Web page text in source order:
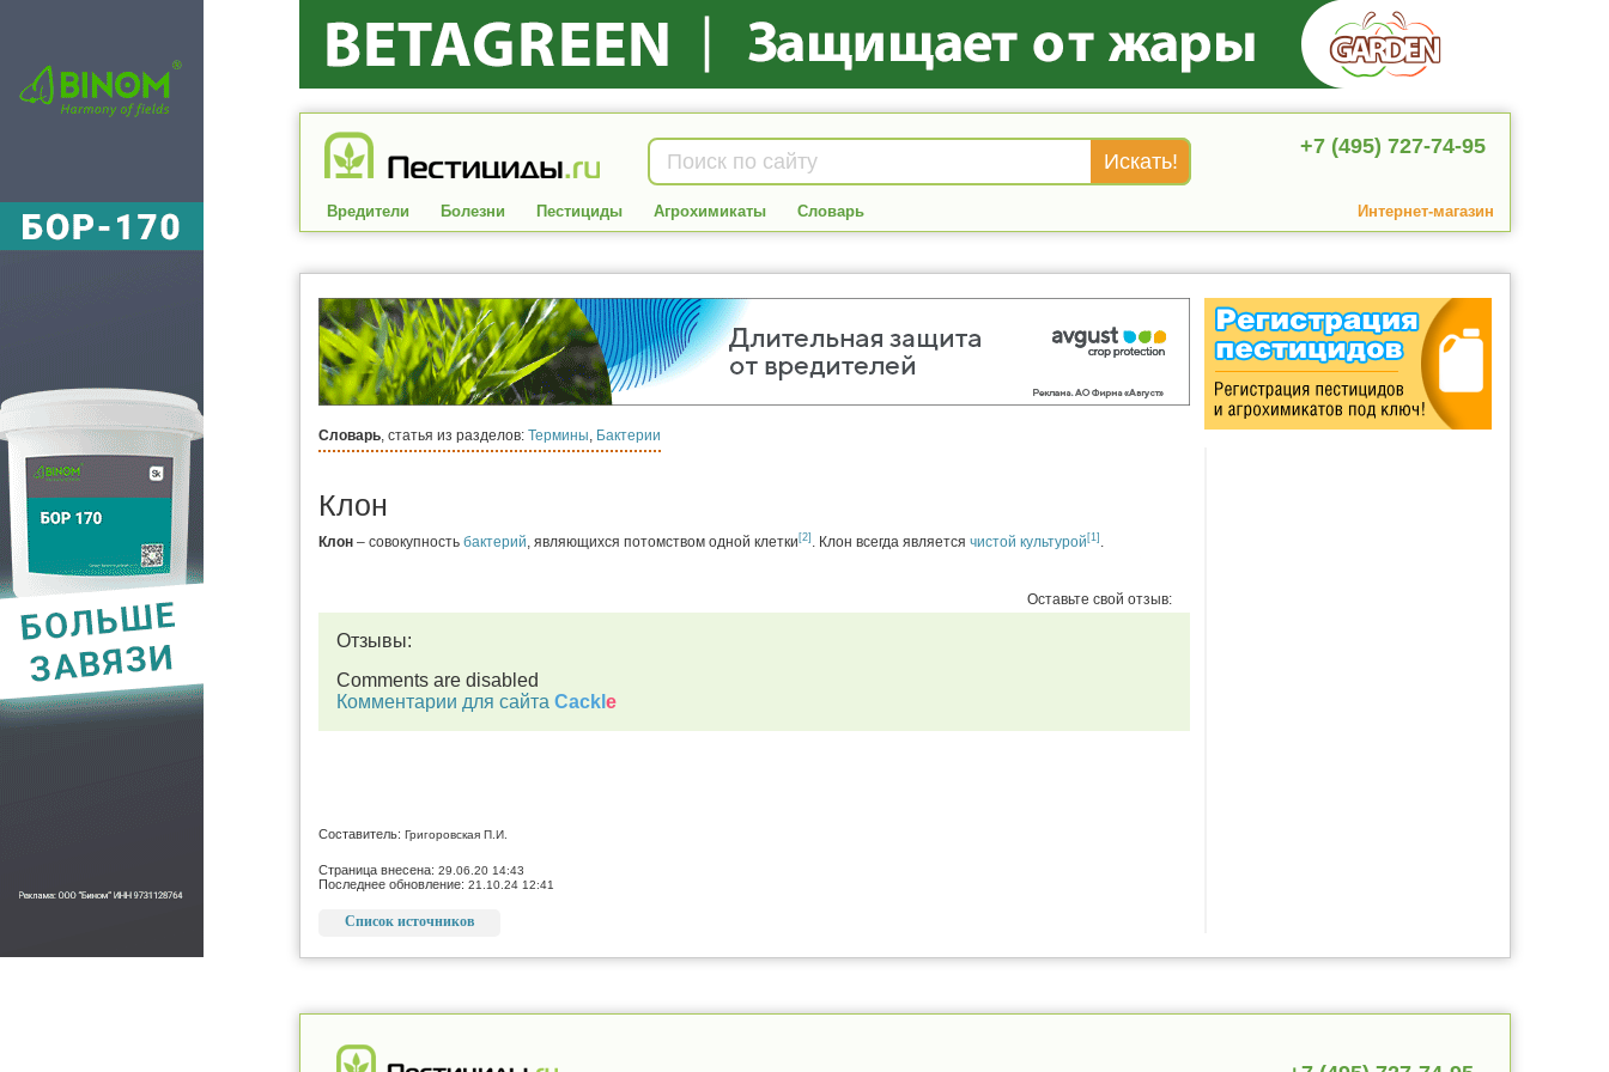
+7 (495) 727-74-95
Вредители Болезни Пестициды Агрохимикаты Словарь Интернет-магазин
Словарь, статья из разделов: Термины, Бактерии
Клон
Клон – совокупность бактерий, являющихся потомством одной клетки [2] . Клон всегда является чистой культурой [1] .
Оставьте свой отзыв:
Отзывы:
Comments are disabled
Комментарии для сайта Cackl e
Составитель: Григоровская П.И.
Страница внесена: 29.06.20 14:43
Последнее обновление: 21.10.24 12:41
Список источников